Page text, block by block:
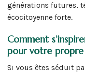
générations futures,
écocitoyenne forte.
Comment
pour votre
Si vous êtes séduit